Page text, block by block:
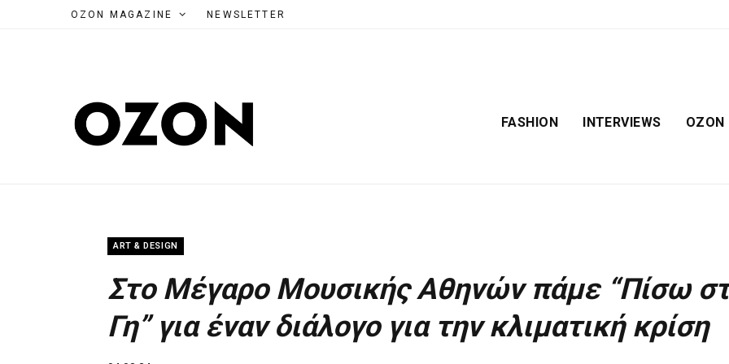
OZON MAGAZINE NEWSLETTER
FASHION INTERVIEWS OZON
ART & DESIGN
Στο Μέγαρο Μουσικής Αθηνών πάμε “Πίσω
Γη” για έναν διάλογο για την κλιματική κρίση